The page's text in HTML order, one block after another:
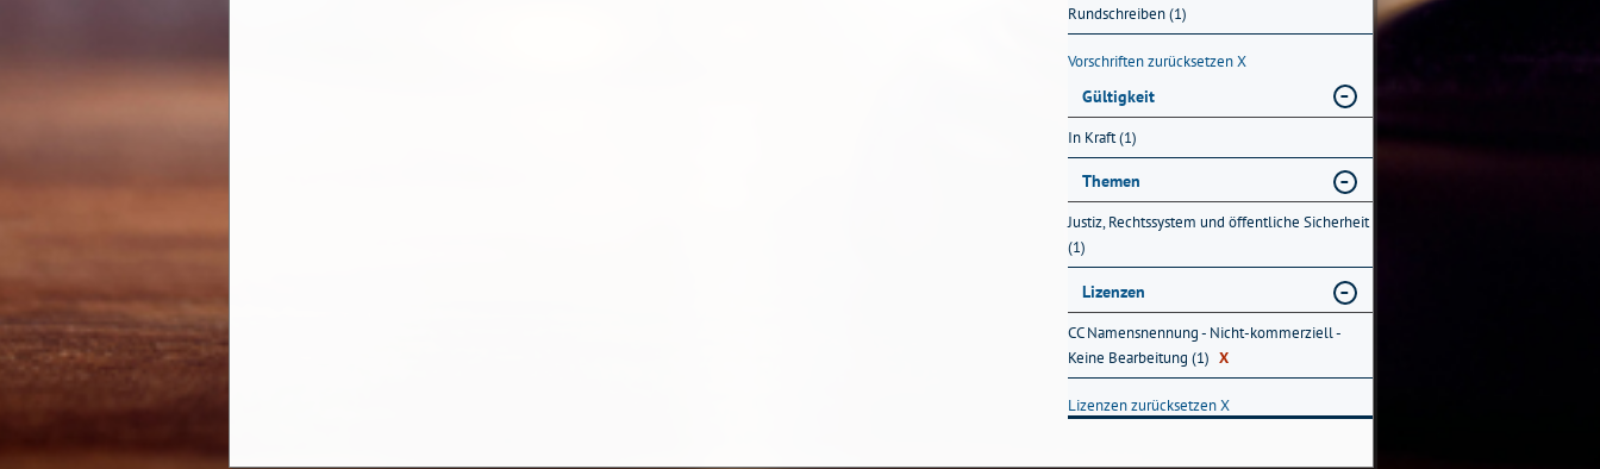
Rundschreiben (1)
Vorschriften zurücksetzenX
Gültigkeit
In Kraft (1)
Themen
Justiz, Rechtssystem und öffentliche Sicherheit
(1)
Lizenzen
CC Namensnennung - Nicht-kommerziell -
Keine Bearbeitung (1) X
Lizenzen zurücksetzenX